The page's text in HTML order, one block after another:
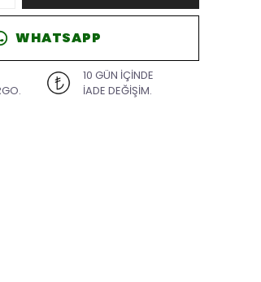
WHATSAPP
10 GÜN İÇİNDE
İADE DEĞİŞİM.